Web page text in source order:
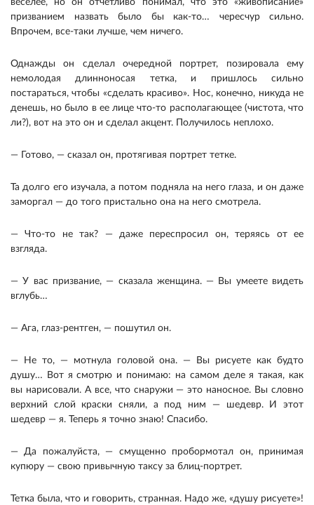
веселее, но он отчетливо понимал, что это «живописание»
призванием назвать было бы как-то… чересчур сильно.
Впрочем, все-таки лучше, чем ничего.
Однажды он сделал очередной портрет, позировала ему
немолодая длинноносая тетка, и пришлось сильно
постараться, чтобы «сделать красиво». Нос, конечно, никуда не
денешь, но было в ее лице что-то располагающее (чистота, что
ли?), вот на это он и сделал акцент. Получилось неплохо.
— Готово, — сказал он, протягивая портрет тетке.
Та долго его изучала, а потом подняла на него глаза, и он даже
заморгал — до того пристально она на него смотрела.
— Что-то не так? — даже переспросил он, теряясь от ее
взгляда.
— У вас призвание, — сказала женщина. — Вы умеете видеть
вглубь…
— Ага, глаз-рентген, — пошутил он.
— Не то, — мотнула головой она. — Вы рисуете как будто
душу… Вот я смотрю и понимаю: на самом деле я такая, как
вы нарисовали. А все, что снаружи — это наносное. Вы словно
верхний слой краски сняли, а под ним — шедевр. И этот
шедевр — я. Теперь я точно знаю! Спасибо.
— Да пожалуйста, — смущенно пробормотал он, принимая
купюру — свою привычную таксу за блиц-портрет.
Тетка была, что и говорить, странная. Надо же, «душу рисуете»!